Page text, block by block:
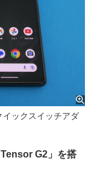
ックスイッチアダ
G2」を搭